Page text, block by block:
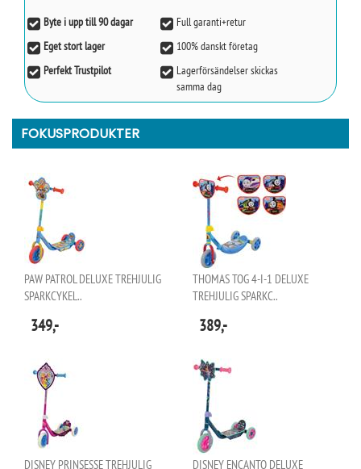
Byte i upp till 90 dagar
Full garanti+retur
Eget stort lager
100% danskt företag
Perfekt Trustpilot
Lagerförsändelser skickas
samma dag
FOKUSPRODUKTER
PAW PATROL DELUXE TREHJULIG
SPARKCYKEL..
349,-
THOMAS TOG 4-I-1 DELUXE
TREHJULIG SPARKC..
389,-
DISNEY PRINSESSE TREHJULIG
DISNEY ENCANTO DELUXE